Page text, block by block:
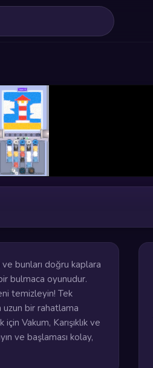
ve bunları doğru kaplara
bulmaca oyunudur.
temizleyin! Tek
bir rahatlama
Vakum, Karışıklık ve
ve başlaması kolay,